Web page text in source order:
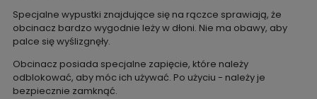
Specjalne wypustki znajdujące się na rączce sprawiają, że
obcinacz bardzo wygodnie leży w dłoni. Nie ma obawy, aby
palce się wyślizgnęły.
Obcinacz posiada specjalne zapięcie, które należy
odblokować, aby móc ich używać. Po użyciu - należy je
bezpiecznie zamknąć.